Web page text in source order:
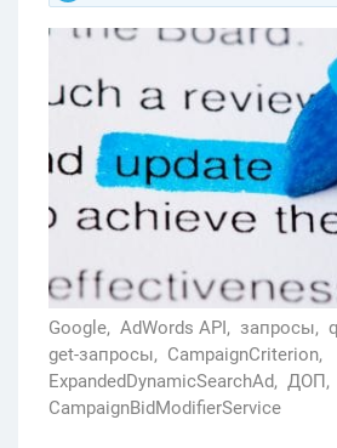
Google, AdWords API, запросы,
get-запросы, CampaignCriterion,
ExpandedDynamicSearchAd, ДОП,
CampaignBidModifierService